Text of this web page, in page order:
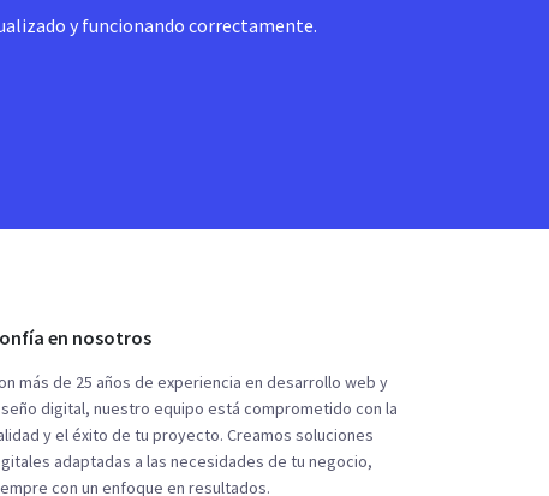
y funcionando correctamente.
en nosotros
más de 25 años de experiencia en desarrollo web y
digital, nuestro equipo está comprometido con la
y el éxito de tu proyecto. Creamos soluciones
adaptadas a las necesidades de tu negocio,
con un enfoque en resultados.